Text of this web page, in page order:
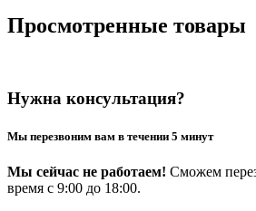
Просмотренные товары
Нужна консультация?
Мы перезвоним вам в течении 5 минут
Мы сейчас не работаем! Сможем
время с 9:00 до 18:00.